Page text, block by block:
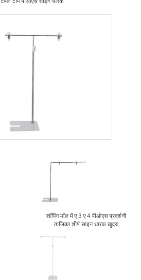
शॉपिंग मॉल में ए 3 ए 4 पीओएस प्रदर्शनी
तालिका शीर्ष साइन धारक खुदरा